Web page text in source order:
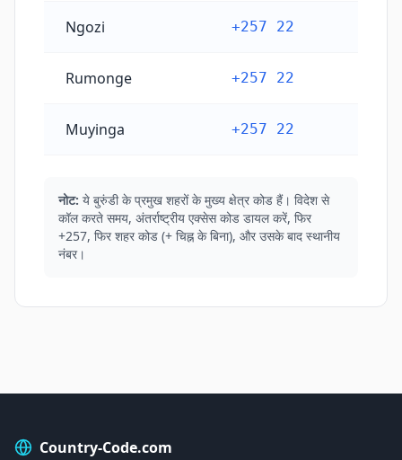
Ngozi +257 22
Rumonge +257 22
Muyinga +257 22
नोट: ये बुरुंडी के प्रमुख शहरों के मुख्य क्षेत्र कोड हैं। विदेश से
कॉल करते समय, अंतर्राष्ट्रीय एक्सेस कोड डायल करें, फिर
+257, फिर शहर कोड (+ चिह्न के बिना), और उसके बाद स्थानीय
नंबर।
Country-Code.com